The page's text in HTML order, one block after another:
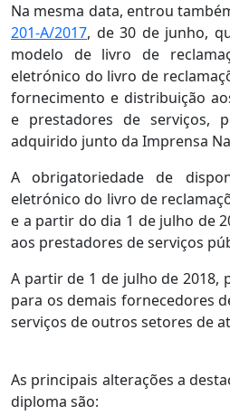
Na mesma data, entrou
201-A/2017, de 30 de junho,
modelo de livro de
eletrónico do livro de
fornecimento e distribuição
e prestadores de serviços,
adquirido junto da Imprensa
A obrigatoriedade de
eletrónico do livro de
e a partir do dia 1 de julho de
aos prestadores de serviços
A partir de 1 de julho de 2018,
para os demais fornecedores
serviços de outros setores de
As principais alterações a
diploma são: